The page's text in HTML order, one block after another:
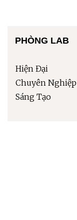
PHÒNG LAB
Hiện Đại
Chuyên Nghiệp
Sáng Tạo